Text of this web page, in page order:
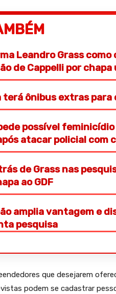
Leandro Grass
de Cappelli por
terá ônibus extras para
possível
atacar policial com
de Grass nas
ao GDF
amplia vantagem e
pesquisa
que desejarem
podem se cadastrar